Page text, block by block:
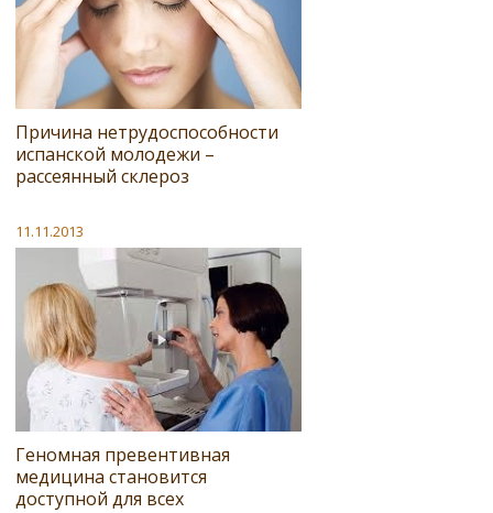
Причина нетрудоспособности
испанской молодежи –
рассеянный склероз
11.11.2013
Геномная превентивная
медицина становится
доступной для всех